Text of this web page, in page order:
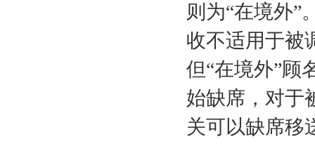
则为“在境外”
收不适用于被
但“在境外”顾
始缺席，对于
关可以缺席移